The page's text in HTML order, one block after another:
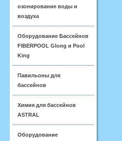
озонирование воды и
воздуха
Оборудование Бассейнов
FIBERPOOL Glong и Pool
King
Павильоны для
бассейнов
Химия для бассейнов
ASTRAL
Оборудование